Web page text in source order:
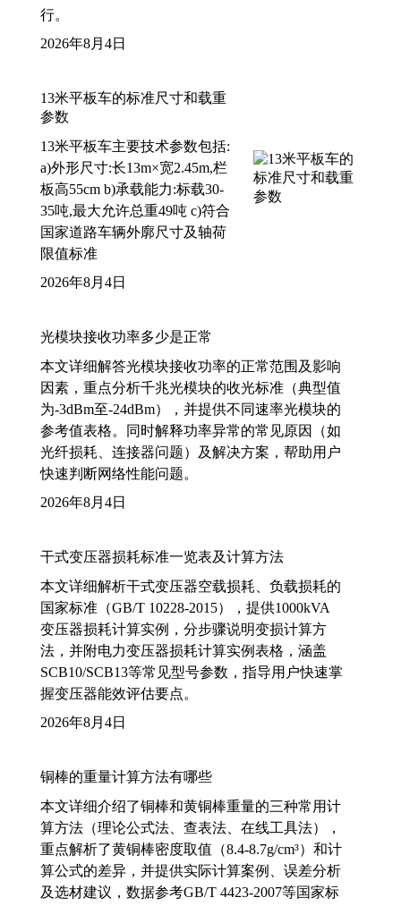
行。
2026年8月4日
13米平板车的标准尺寸和载重
参数
13米平板车主要技术参数包括:
a)外形尺寸:长13m×宽2.45m,栏
板高55cm b)承载能力:标载30-
35吨,最大允许总重49吨 c)符合
国家道路车辆外廓尺寸及轴荷
限值标准
2026年8月4日
光模块接收功率多少是正常
本文详细解答光模块接收功率的正常范围及影响
因素，重点分析千兆光模块的收光标准（典型值
为-3dBm至-24dBm），并提供不同速率光模块的
参考值表格。同时解释功率异常的常见原因（如
光纤损耗、连接器问题）及解决方案，帮助用户
快速判断网络性能问题。
2026年8月4日
干式变压器损耗标准一览表及计算方法
本文详细解析干式变压器空载损耗、负载损耗的
国家标准（GB/T 10228-2015），提供1000kVA
变压器损耗计算实例，分步骤说明变损计算方
法，并附电力变压器损耗计算实例表格，涵盖
SCB10/SCB13等常见型号参数，指导用户快速掌
握变压器能效评估要点。
2026年8月4日
铜棒的重量计算方法有哪些
本文详细介绍了铜棒和黄铜棒重量的三种常用计
算方法（理论公式法、查表法、在线工具法），
重点解析了黄铜棒密度取值（8.4-8.7g/cm³）和计
算公式的差异，并提供实际计算案例、误差分析
及选材建议，数据参考GB/T 4423-2007等国家标